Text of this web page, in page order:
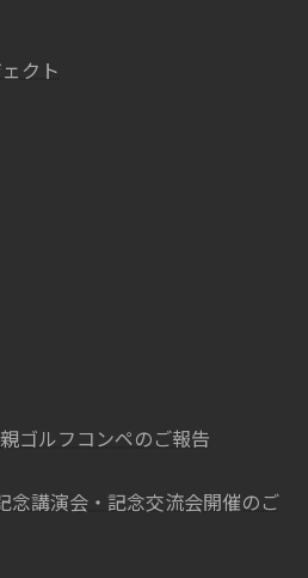
クト
ゴルフコンペのご報告
念講演会・記念交流会開催のご